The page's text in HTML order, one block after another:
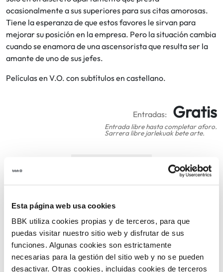
Esta página web usa cookies
BBK utiliza cookies propias y de terceros, para que
puedas visitar nuestro sitio web y disfrutar de sus
funciones. Algunas cookies son estrictamente
necesarias para la gestión del sitio web y no se pueden
desactivar. Otras cookies, incluidas cookies de terceros
ocasionalmente a sus superiores para sus citas amorosas.
Tiene la esperanza de que estos favores le sirvan para
mejorar su posición en la empresa. Pero la situación cambia
cuando se enamora de una ascensorista que resulta ser la
amante de uno de sus jefes.
Películas en V.O. con subtítulos en castellano.
Entradas: Gratis
Entrada libre hasta completar aforo.
Sarrera libre jarlekuak bete arte.
TEMÁTICAS